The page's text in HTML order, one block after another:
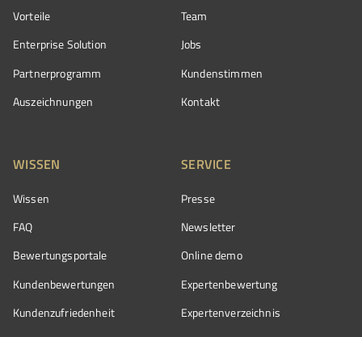
Vorteile
Enterprise Solution
Partnerprogramm
Auszeichnungen
Team
Jobs
Kundenstimmen
Kontakt
WISSEN
Wissen
FAQ
Bewertungsportale
Kundenbewertungen
Kundenzufriedenheit
SERVICE
Presse
Newsletter
Online demo
Expertenbewertung
Expertenverzeichnis